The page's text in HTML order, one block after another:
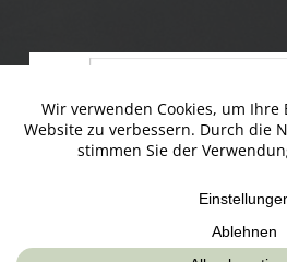
© Jugendtankstelle &